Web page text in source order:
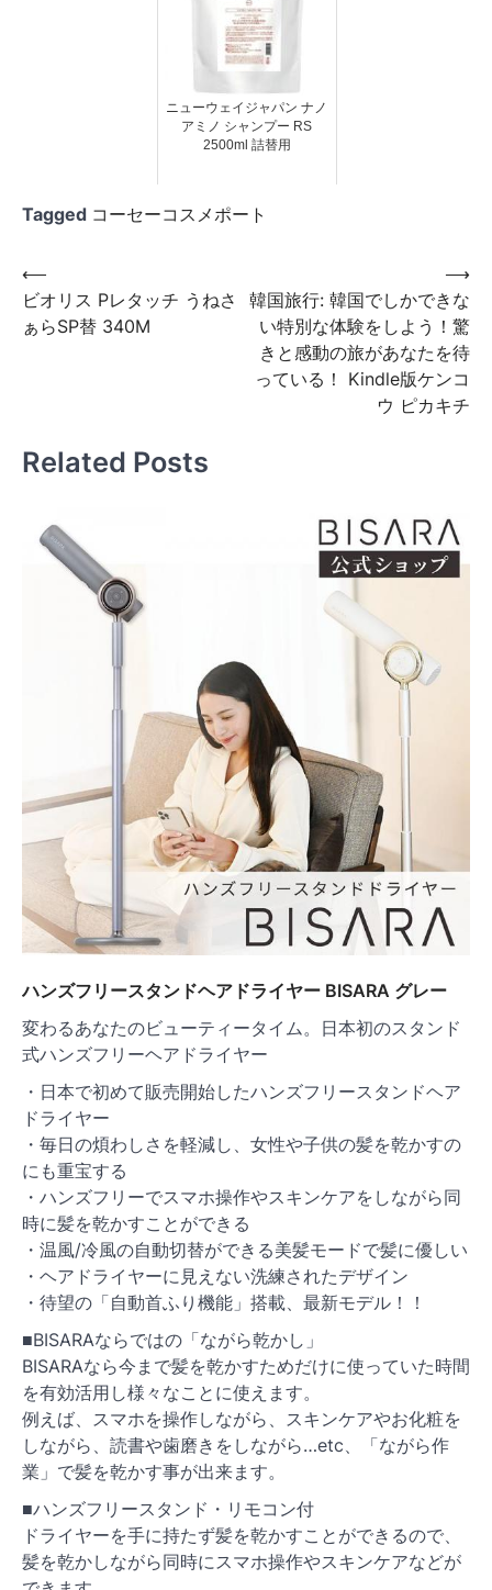
ニューウェイジャパン ナノ
アミノ シャンプー RS
2500ml 詰替用
Tagged コーセーコスメポート
投
稿
ナ
ー
シ
ン
⟵
ビオリス Pレタッチ うねさ
ぁらSP替 340M
韓国旅行: 韓国でしかできな
い特別な体験をしよう！驚
きと感動の旅があなたを待
っている！ Kindle版ケンコ
ウ ピカキチ
⟶
Related Posts
ハンズフリースタンドヘアドライヤー BISARA グレー
変わるあなたのビューティータイム。日本初のスタンド
式ハンズフリーヘアドライヤー
・日本で初めて販売開始したハンズフリースタンドヘア
ドライヤー
・毎日の煩わしさを軽減し、女性や子供の髪を乾かすの
にも重宝する
・ハンズフリーでスマホ操作やスキンケアをしながら同
時に髪を乾かすことができる
・温風/冷風の自動切替ができる美髪モードで髪に優しい
・ヘアドライヤーに見えない洗練されたデザイン
・待望の「自動首ふり機能」搭載、最新モデル！！
■BISARAならではの「ながら乾かし」
BISARAなら今まで髪を乾かすためだけに使っていた時間
を有効活用し様々なことに使えます。
例えば、スマホを操作しながら、スキンケアやお化粧を
しながら、読書や歯磨きをしながら…etc、「ながら作
業」で髪を乾かす事が出来ます。
■ハンズフリースタンド・リモコン付
ドライヤーを手に持たず髪を乾かすことができるので、
髪を乾かしながら同時にスマホ操作やスキンケアなどが